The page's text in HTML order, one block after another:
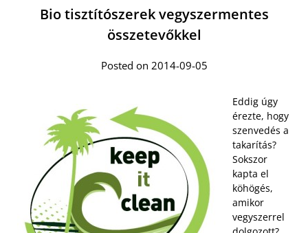
Bio tisztítószerek vegyszermentes
összetevőkkel
Posted on 2014-09-05
Eddig úgy
érezte, hogy
szenvedés a
takarítás?
Sokszor
kapta el
köhögés,
amikor
vegyszerrel